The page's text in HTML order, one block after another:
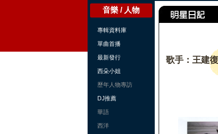
音樂 / 人物
專輯資料庫
單曲首播
最新發行
西朵小姐
歷年人物專訪
DJ推薦
華語
西洋
歌手：王建復